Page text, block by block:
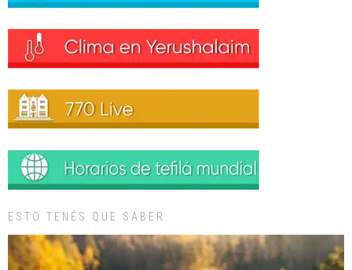
ESTO TENÉS QUE SABER